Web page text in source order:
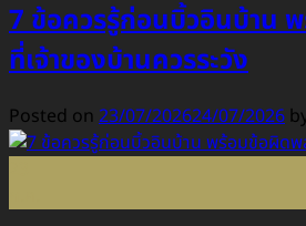
7 ข้อควรรู้ก่อนบิ้วอินบ้าน
ที่เจ้าของบ้านควรระวัง
Posted on 23/07/202624/07/2026